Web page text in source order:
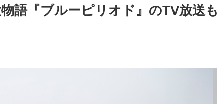
語『ブルーピリオド』のTV放送